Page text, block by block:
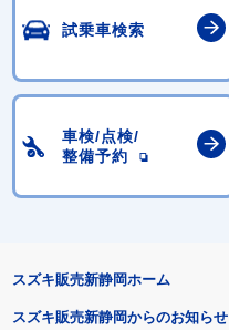
試乗車検索
車検/点検/
整備予約
スズキ販売新静岡ホーム
スズキ販売新静岡からのお知らせ